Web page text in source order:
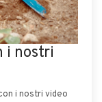
i nostri
i nostri video